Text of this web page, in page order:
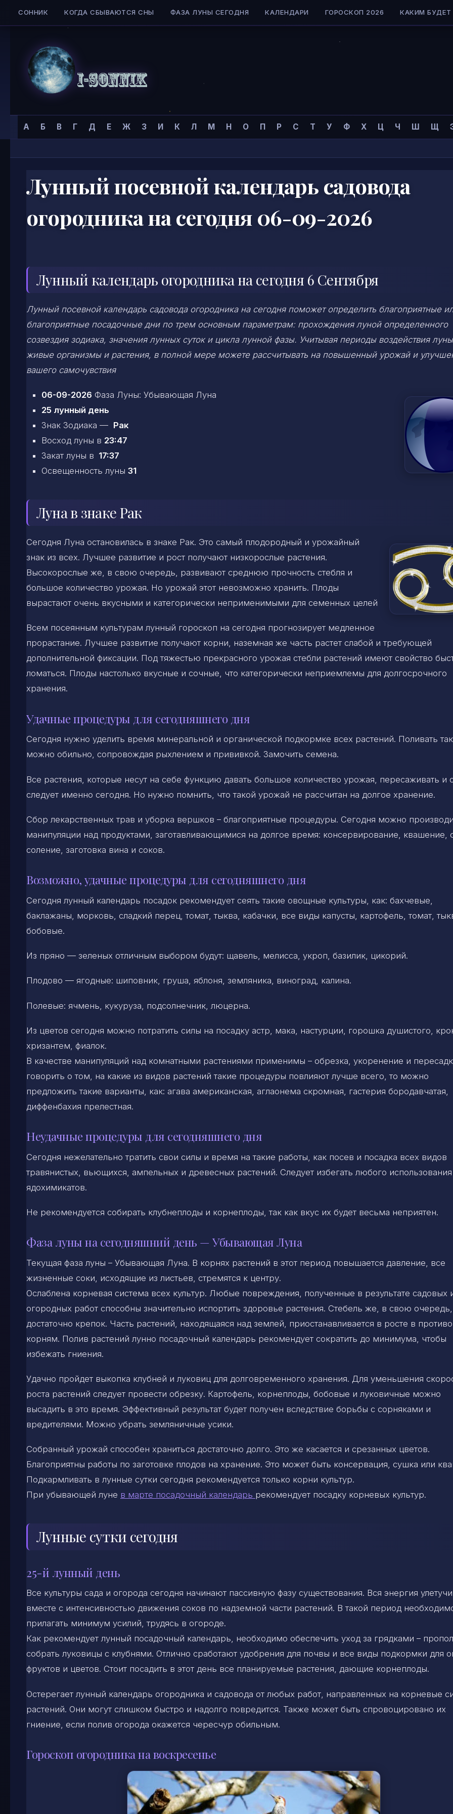
Skip to content
СОННИК КОГДА СБЫВАЮТСЯ СНЫ ФАЗА ЛУНЫ СЕГОДНЯ КАЛЕНДАРИ ГОРОСКОП 2026 КАКИМ БУДЕТ
Сонник
I-
А Б В Г Д Е Ж З И К Л М Н О П Р С Т У Ф Х Ц Ч Ш Щ
Главная страница
Лунный посевной календарь садовода
огородника на сегодня 06-09-2026
Лунный календарь огородника на сегодня 6 Сентября
Лунный посевной календарь садовода огородника на сегодня поможет определить благоприятные
благоприятные посадочные дни по трем основным параметрам: прохождения луной определенного
созвездия зодиака, значения лунных суток и цикла лунной фазы. Учитывая периоды воздействия
живые организмы и растения, в полной мере можете рассчитывать на повышенный урожай и
вашего самочувствия
06-09-2026 Фаза Луны: Убывающая Луна
25 лунный день
Знак Зодиака — Рак
Восход луны в 23:47
Закат луны в 17:37
Освещенность луны 31
Луна в знаке Рак
Сегодня Луна остановилась в знаке Рак. Это самый плодородный и урожайный
знак из всех. Лучшее развитие и рост получают низкорослые растения.
Высокорослые же, в свою очередь, развивают среднюю прочность стебля и
большое количество урожая. Но урожай этот невозможно хранить. Плоды
вырастают очень вкусными и категорически неприменимыми для семенных целей
Всем посеянным культурам лунный гороскоп на сегодня прогнозирует медленное
прорастание. Лучшее развитие получают корни, наземная же часть растет слабой и требующей
дополнительной фиксации. Под тяжестью прекрасного урожая стебли растений имеют свойство
ломаться. Плоды настолько вкусные и сочные, что категорически неприемлемы для долгосрочного
хранения.
Удачные процедуры для сегодняшнего дня
Сегодня нужно уделить время минеральной и органической подкормке всех растений. Поливать
можно обильно, сопровождая рыхлением и прививкой. Замочить семена.
Все растения, которые несут на себе функцию давать большое количество урожая, пересаживать и
следует именно сегодня. Но нужно помнить, что такой урожай не рассчитан на долгое хранение.
Сбор лекарственных трав и уборка вершков – благоприятные процедуры. Сегодня можно
манипуляции над продуктами, заготавливающимися на долгое время: консервирование, квашение,
соление, заготовка вина и соков.
Возможно, удачные процедуры для сегодняшнего дня
Сегодня лунный календарь посадок рекомендует сеять такие овощные культуры, как: бахчевые,
баклажаны, морковь, сладкий перец, томат, тыква, кабачки, все виды капусты, картофель, томат,
бобовые.
Из пряно — зеленых отличным выбором будут: щавель, мелисса, укроп, базилик, цикорий.
Плодово — ягодные: шиповник, груша, яблоня, земляника, виноград, калина.
Полевые: ячмень, кукуруза, подсолнечник, люцерна.
Из цветов сегодня можно потратить силы на посадку астр, мака, настурции, горошка душистого,
хризантем, фиалок.
В качестве манипуляций над комнатными растениями применимы – обрезка, укоренение и
говорить о том, на какие из видов растений такие процедуры повлияют лучше всего, то можно
предложить такие варианты, как: агава американская, аглаонема скромная, гастерия бородавчатая,
диффенбахия прелестная.
Неудачные процедуры для сегодняшнего дня
Сегодня нежелательно тратить свои силы и время на такие работы, как посев и посадка всех видов
травянистых, вьющихся, ампельных и древесных растений. Следует избегать любого использования
ядохимикатов.
Не рекомендуется собирать клубнеплоды и корнеплоды, так как вкус их будет весьма неприятен.
Фаза луны на сегодняшний день — Убывающая Луна
Текущая фаза луны – Убывающая Луна. В корнях растений в этот период повышается давление, все
жизненные соки, исходящие из листьев, стремятся к центру.
Ослаблена корневая система всех культур. Любые повреждения, полученные в результате садовых
огородных работ способны значительно испортить здоровье растения. Стебель же, в свою очередь,
достаточно крепок. Часть растений, находящаяся над землей, приостанавливается в росте в
корням. Полив растений лунно посадочный календарь рекомендует сократить до минимума, чтобы
избежать гниения.
Удачно пройдет выкопка клубней и луковиц для долговременного хранения. Для уменьшения
роста растений следует провести обрезку. Картофель, корнеплоды, бобовые и луковичные можно
высадить в это время. Эффективный результат будет получен вследствие борьбы с сорняками и
вредителями. Можно убрать земляничные усики.
Собранный урожай способен храниться достаточно долго. Это же касается и срезанных цветов.
Благоприятны работы по заготовке плодов на хранение. Это может быть консервация, сушка или
Подкармливать в лунные сутки сегодня рекомендуется только корни культур.
При убывающей луне в марте посадочный календарь рекомендует посадку корневых культур.
Лунные сутки сегодня
25-й лунный день
Все культуры сада и огорода сегодня начинают пассивную фазу существования. Вся энергия
вместе с интенсивностью движения соков по надземной части растений. В такой период
прилагать минимум усилий, трудясь в огороде.
Как рекомендует лунный посадочный календарь, необходимо обеспечить уход за грядками –
собрать луковицы с клубнями. Отлично сработают удобрения для почвы и все виды подкормки для
фруктов и цветов. Стоит посадить в этот день все планируемые растения, дающие корнеплоды.
Остерегает лунный календарь огородника и садовода от любых работ, направленных на корневые
растений. Они могут слишком быстро и надолго повредится. Также может быть спровоцировано их
гниение, если полив огорода окажется чересчур обильным.
Гороскоп огородника на воскресенье